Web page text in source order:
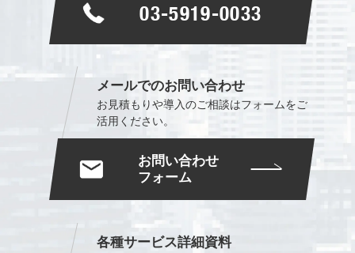
03-5919-0033
メールでのお問い合わせ
お見積もりや導入のご相談はフォームをご
活用ください。
お問い合わせ
フォーム
各種サービス詳細資料